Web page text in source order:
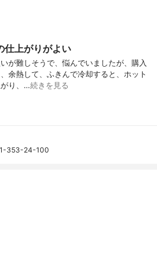
仕上がりがよい
が難しそうで、悩んでいましたが、購入
余熱して、ふきんで冷却すると、ホット
がり、…続きを見る
353-24-100